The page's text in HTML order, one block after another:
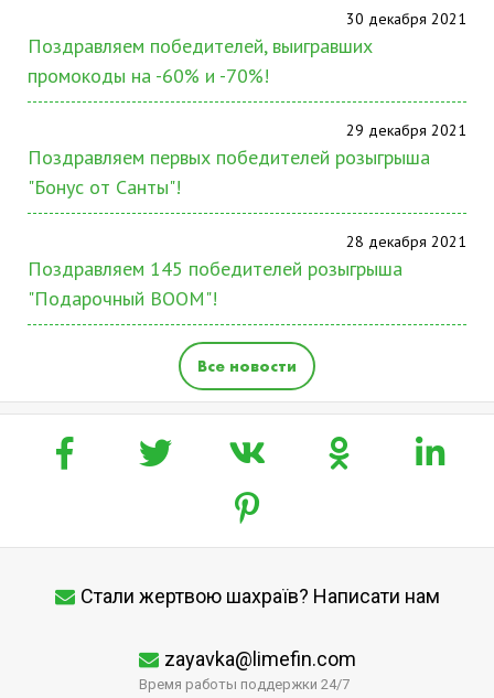
30 декабря 2021
Поздравляем победителей, выигравших
промокоды на -60% и -70%!
29 декабря 2021
Поздравляем первых победителей розыгрыша
"Бонус от Санты"!
28 декабря 2021
Поздравляем 145 победителей розыгрыша
"Подарочный BOOM"!
Все новости
Стали жертвою шахраїв? Написати нам
zayavka@limefin.com
Время работы поддержки 24/7